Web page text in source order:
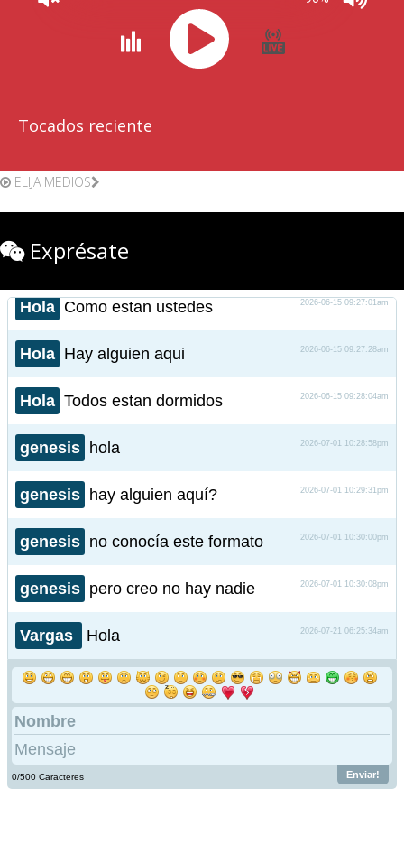
Tocados reciente
ELIJA MEDIOS
Exprésate